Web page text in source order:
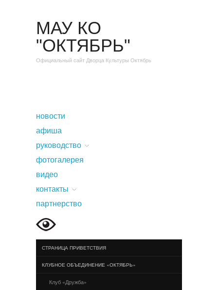
МАУ КО
"ОКТЯБРЬ"
Официальный сайт Дворца Культуры Октябрь
новости
афиша
руководство
фотогалерея
видео
контакты
партнерство
СТРАНИЦА ПРИВЕТСТВИЯ
КЛУБНОЕ ОБЪЕДИНЕНИЕ «ОКТЯБРЬ»
Клуб «Дружба»